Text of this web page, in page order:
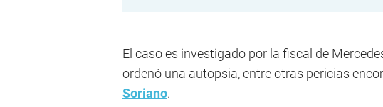
El caso es investigado por la fiscal de
ordenó una autopsia, entre otras pericias
Soriano.